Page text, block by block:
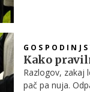
Kako
Razlogov, zakaj
pač pa nuja.